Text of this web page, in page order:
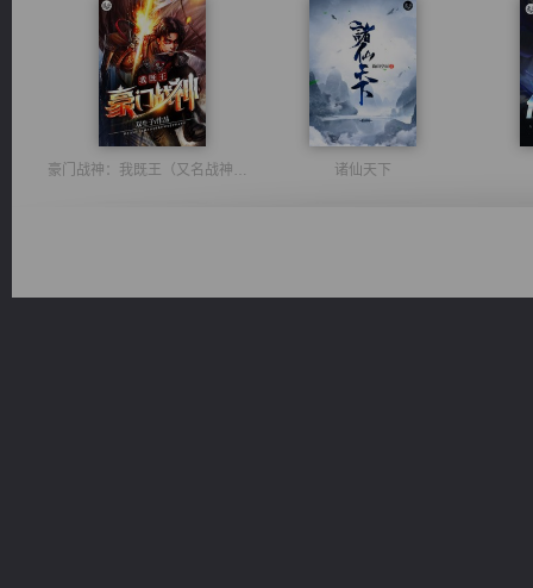
豪门战神：我既王（又名战神归来不败神婿修罗战神） 诸仙天下